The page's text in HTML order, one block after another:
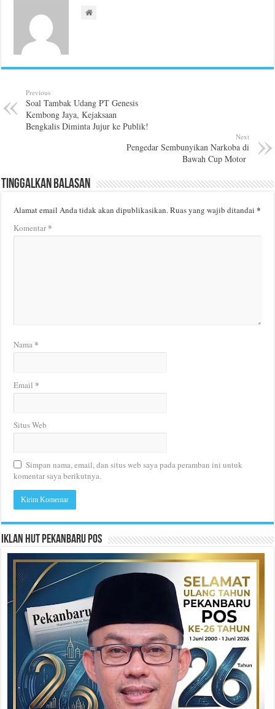
Previous
Soal Tambak Udang PT Genesis
Kembong Jaya, Kejaksaan
Bengkalis Diminta Jujur ke Publik!
Next
Pengedar Sembunyikan Narkoba di
Bawah Cup Motor
Tinggalkan Balasan
Alamat email Anda tidak akan dipublikasikan.Ruas yang wajib ditandai*
Komentar*
Nama *
Email *
Situs Web
Simpan nama, email, dan situs web saya pada peramban ini untuk
komentar saya berikutnya.
Iklan HUT Pekanbaru Pos